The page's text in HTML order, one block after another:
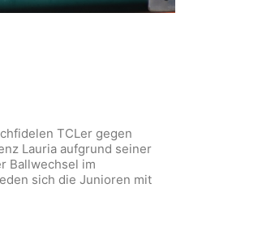
TCLer gegen
Lauria aufgrund seiner
Ballwechsel im
sich die Junioren mit